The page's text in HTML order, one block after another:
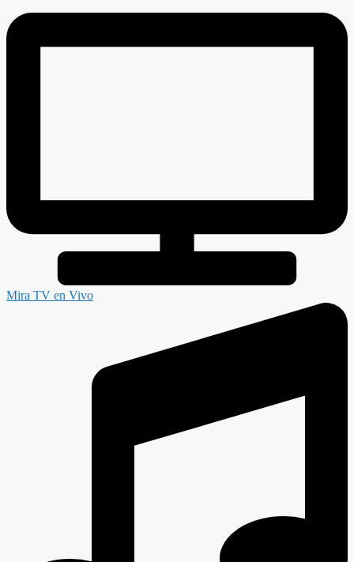
Mira TV en Vivo